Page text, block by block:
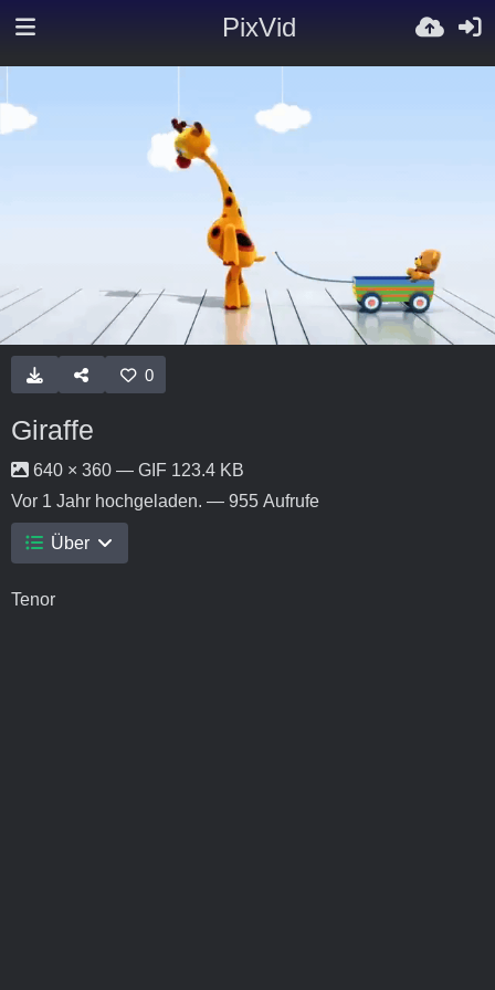
PixVid
0
Giraffe
640 × 360 — GIF 123.4 KB
Vor 1 Jahr hochgeladen. — 955 Aufrufe
Über
Tenor